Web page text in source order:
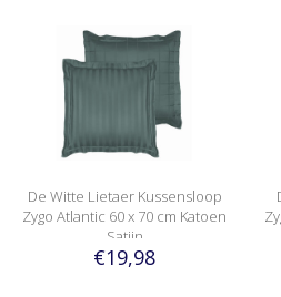
De Witte Lietaer Kussensloop
Zygo Atlantic 60 x 70 cm Katoen
Satijn
€19,98